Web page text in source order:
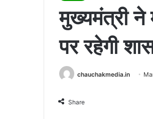
मुख्यमंत्री ने
पर रहेगी
chauchakmedia.in
Share